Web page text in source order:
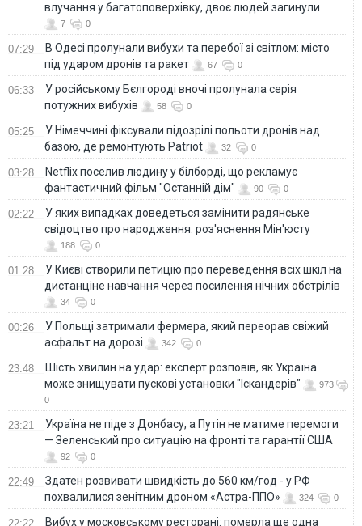
влучання у багатоповерхівку, двоє людей загинули
7 0
07:29
В Одесі пролунали вибухи та перебої зі світлом: місто
під ударом дронів та ракет
67 0
06:33
У російському Бєлгороді вночі пролунала серія
потужних вибухів
58 0
05:25
У Німеччині фіксували підозрілі польоти дронів над
базою, де ремонтують Patriot
32 0
03:28
Netflix поселив людину у білборді, що рекламує
фантастичний фільм "Останній дім"
90 0
02:22
У яких випадках доведеться замінити радянське
свідоцтво про народження: роз'яснення Мін'юсту
188 0
01:28
У Києві створили петицію про переведення всіх шкіл на
дистанціне навчання через посилення нічних обстрілів
34 0
00:26
У Польщі затримали фермера, який переорав свіжий
асфальт на дорозі
342 0
23:48
Шість хвилин на удар: експерт розповів, як Україна
може знищувати пускові установки "Іскандерів"
973
0
23:21
Україна не піде з Донбасу, а Путін не матиме перемоги
— Зеленський про ситуацію на фронті та гарантії США
92 0
22:49
Здатен розвивати швидкість до 560 км/год - у РФ
похвалилися зенітним дроном «Астра-ППО»
324 0
22:22 Вибух у московському ресторані: померла ще одна